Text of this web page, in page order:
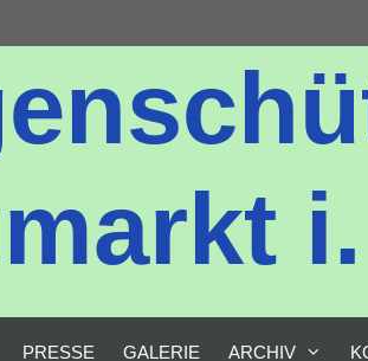
PRESSE GALERIE ARCHIV